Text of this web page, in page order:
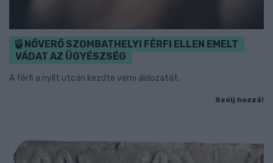
NŐVERŐ SZOMBATHELYI FÉRFI ELLEN EMELT
VÁDAT AZ ÜGYÉSZSÉG
A férfi a nyílt utcán kezdte verni áldozatát.
Szólj hozzá!